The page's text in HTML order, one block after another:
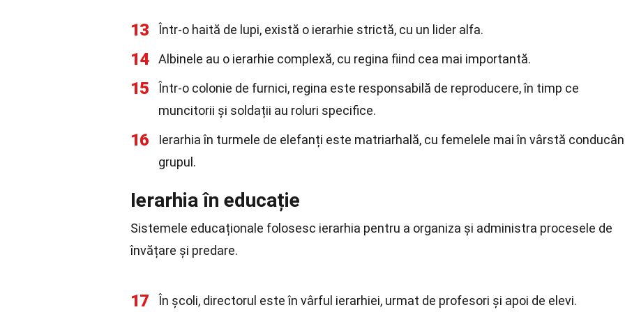
13 Într-o haită de lupi, există o ierarhie strictă, cu un lider alfa.
14 Albinele au o ierarhie complexă, cu regina fiind cea mai importantă.
15
Într-o colonie de furnici, regina este responsabilă de reproducere, în timp ce
muncitorii și soldații au roluri specifice.
16
Ierarhia în turmele de elefanți este matriarhală, cu femelele mai în vârstă
grupul.
Ierarhia în educație
Sistemele educaționale folosesc ierarhia pentru a organiza și administra procesele de
învățare și predare.
17 În școli, directorul este în vârful ierarhiei, urmat de profesori și apoi de elevi.